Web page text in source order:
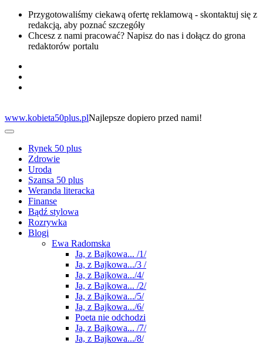
Przygotowaliśmy ciekawą ofertę reklamową - skontaktuj się z
redakcją, aby poznać szczegóły
Chcesz z nami pracować? Napisz do nas i dołącz do grona
redaktorów portalu
www.kobieta50plus.plNajlepsze dopiero przed nami!
Rynek 50 plus
Zdrowie
Uroda
Szansa 50 plus
Weranda literacka
Finanse
Bądź stylowa
Rozrywka
Blogi
Ewa Radomska
Ja, z Bajkowa... /1/
Ja, z Bajkowa.../3 /
Ja, z Bajkowa.../4/
Ja, z Bajkowa... /2/
Ja, z Bajkowa.../5/
Ja, z Bajkowa.../6/
Poeta nie odchodzi
Ja, z Bajkowa... /7/
Ja, z Bajkowa.../8/